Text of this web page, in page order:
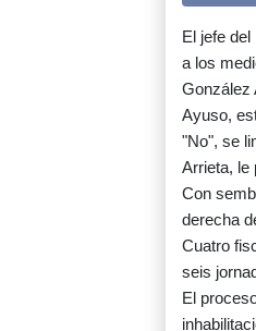
El jefe
a los
González
Ayuso,
"No", se
Arrieta, le
Con
derecha
Cuatro
seis
El